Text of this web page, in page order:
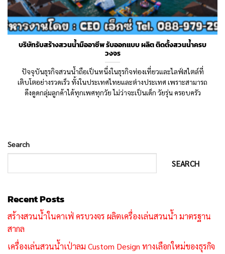
บริษัทรับสร้างสวนน้ำมืออาชีพ รับออกแบบ ผลิต ติดตั้งสวนน้ำครบ
วงจร
ปัจจุบันธุรกิจสวนน้ำถือเป็นหนึ่งในธุรกิจท่องเที่ยวและไลฟ์สไตล์ที่
เติบโตอย่างรวดเร็ว ทั้งในประเทศไทยและต่างประเทศ เพราะสามารถ
ดึงดูดกลุ่มลูกค้าได้ทุกเพศทุกวัย ไม่ว่าจะเป็นเด็ก วัยรุ่น ครอบครัว
Search
SEARCH
Recent Posts
สร้างสวนน้ำในคาเฟ่ ครบวงจร ผลิตเครื่องเล่นสวนน้ำ มาตรฐาน
สากล
เครื่องเล่นสวนน้ำเป่าลม Custom Design ทางเลือกใหม่ของธุรกิจ